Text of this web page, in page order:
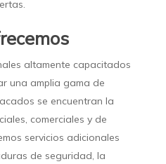
altamente capacitados
una amplia gama de
se encuentran la
comerciales y de
servicios adicionales
de seguridad, la